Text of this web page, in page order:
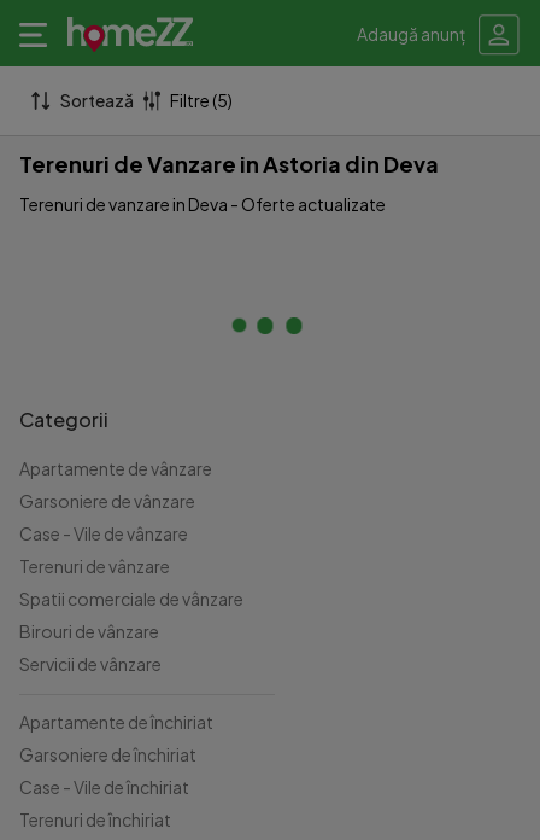
Adaugă anunț
Sortează Filtre (5)
Terenuri de Vanzare in Astoria din Deva
Terenuri de vanzare in Deva - Oferte actualizate
Categorii
Apartamente de vânzare
Garsoniere de vânzare
Case - Vile de vânzare
Terenuri de vânzare
Spatii comerciale de vânzare
Birouri de vânzare
Servicii de vânzare
Apartamente de închiriat
Garsoniere de închiriat
Case - Vile de închiriat
Terenuri de închiriat